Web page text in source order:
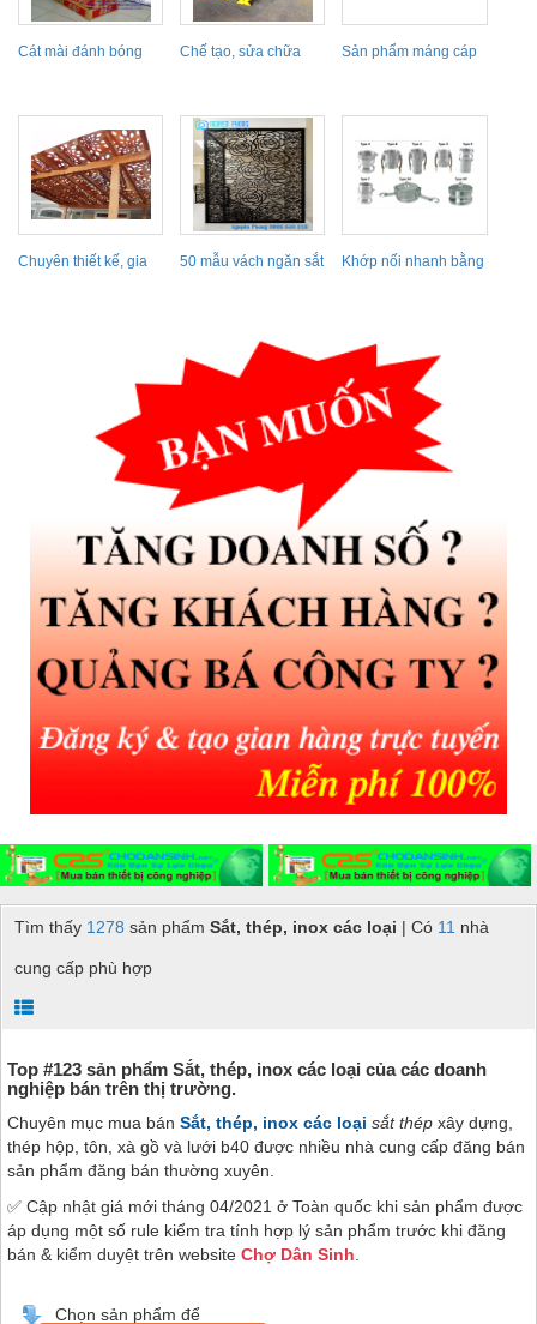
Cát mài đánh bóng
Chế tạo, sửa chữa
Sản phẩm máng cáp
Chuyên thiết kế, gia
50 mẫu vách ngăn sắt
Khớp nối nhanh bằng
Tìm thấy 1278 sản phẩm Sắt, thép, inox các loại | Có 11 nhà
cung cấp phù hợp
Top #123 sản phẩm Sắt, thép, inox các loại của các doanh
nghiệp bán trên thị trường.
Chuyên mục mua bán Sắt, thép, inox các loại sắt thép xây dựng,
thép hộp, tôn, xà gồ và lưới b40 được nhiều nhà cung cấp đăng bán
sản phẩm đăng bán thường xuyên.
✅ Cập nhật giá mới tháng 04/2021 ở Toàn quốc khi sản phẩm được
áp dụng một số rule kiểm tra tính hợp lý sản phẩm trước khi đăng
bán & kiểm duyệt trên website Chợ Dân Sinh.
Chọn sản phẩm để